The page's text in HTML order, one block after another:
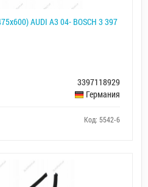
AUDI A3 04- BOSCH 3 397
3397118929
Германия
Код: 5542-6